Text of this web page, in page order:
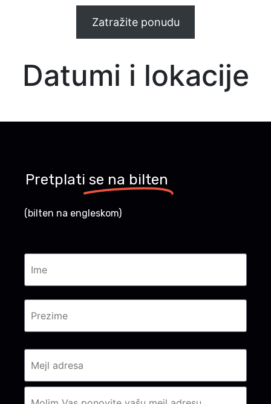
Zatražite ponudu
Datumi i lokacije
Pretplati se na bilten
(bilten na engleskom)